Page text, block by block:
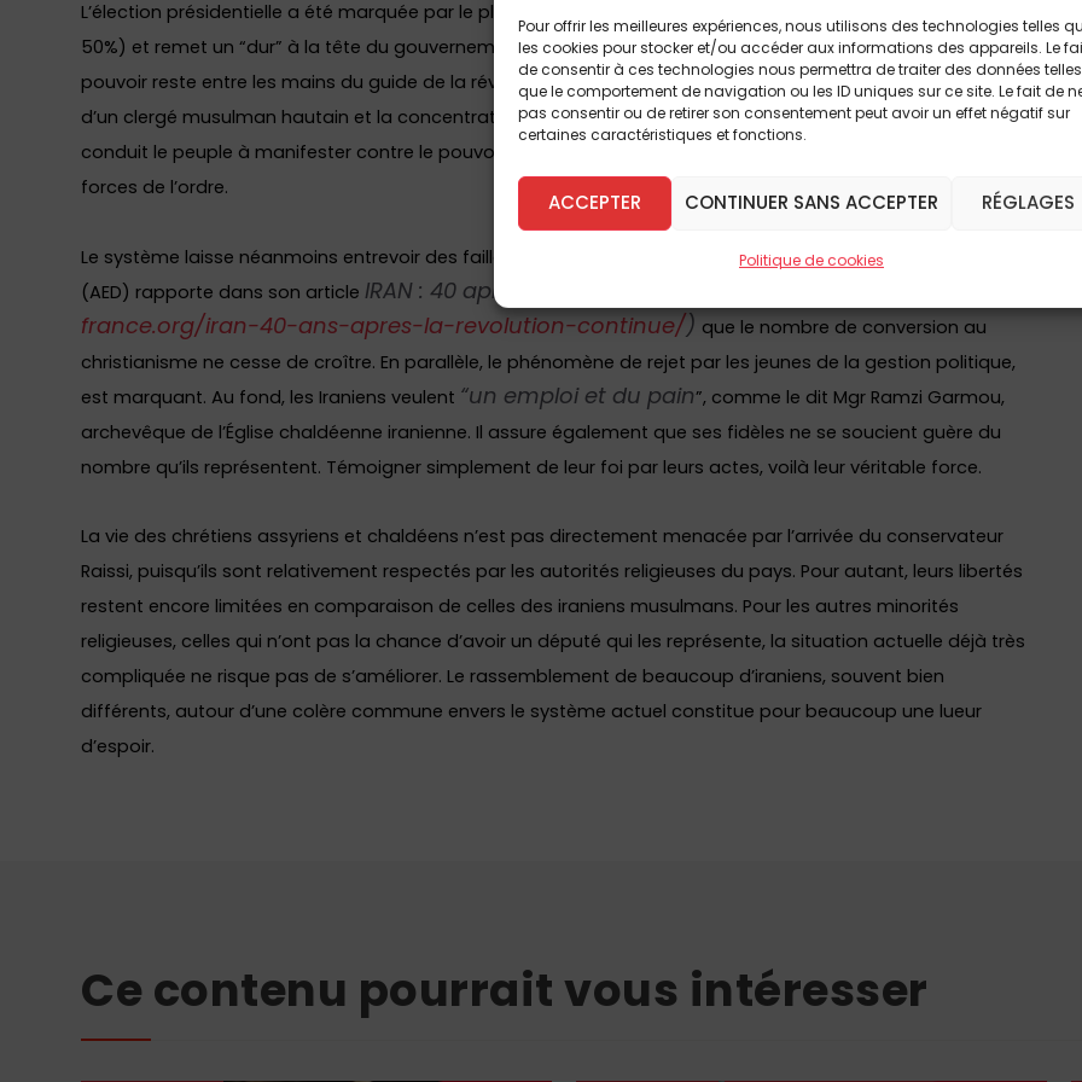
Pour offrir les meilleures expériences, nous utilisons des technologies telles
les cookies pour stocker et/ou accéder aux informations des appareils. Le
de consentir à ces technologies nous permettra de traiter des données telles
que le comportement de navigation ou les ID uniques sur ce site. Le fait de
pas consentir ou de retirer son consentement peut avoir un effet négatif sur
certaines caractéristiques et fonctions.
ACCEPTER CONTINUER SANS ACCEPTER RÉGLAGES
Politique de cookies
L’élection présidentielle a été marquée par le plus bas taux de participation depuis 1979 (aux alentours de
50%) et remet un “dur” à la tête du gouvernement. Dans le système politique iranien une grande partie du
pouvoir reste entre les mains du guide de la révolution : l’ayatollah Khamenei. C’est pourquoi l’intolérance
d’un clergé musulman hautain et la concentration du pouvoir entre les mains d’une seule personne,
conduit le peuple à manifester contre le pouvoir, ce qui a pu amener à des répressions brutales par les
forces de l’ordre.
Le système laisse néanmoins entrevoir des failles de plus en plus profondes. L’Aide à l’Eglise en Détresse
(AED) rapporte dans son article IRAN : 40 après, la Révolution continue (
france.org/iran-40-ans-apres-la-revolution-continue/) que le nombre de conversion au
christianisme ne cesse de croître. En parallèle, le phénomène de rejet par les jeunes de la gestion politique,
est marquant. Au fond, les Iraniens veulent “un emploi et du pain”, comme le dit Mgr Ramzi Garmou,
archevêque de l’Église chaldéenne iranienne. Il assure également que ses fidèles ne se soucient guère du
nombre qu’ils représentent. Témoigner simplement de leur foi par leurs actes, voilà leur véritable force.
La vie des chrétiens assyriens et chaldéens n’est pas directement menacée par l’arrivée du conservateur
Raissi, puisqu’ils sont relativement respectés par les autorités religieuses du pays. Pour autant, leurs libertés
restent encore limitées en comparaison de celles des iraniens musulmans. Pour les autres minorités
religieuses, celles qui n’ont pas la chance d’avoir un député qui les représente, la situation actuelle déjà très
compliquée ne risque pas de s’améliorer. Le rassemblement de beaucoup d’iraniens, souvent bien
différents, autour d’une colère commune envers le système actuel constitue pour beaucoup une lueur
d’espoir.
Ce contenu pourrait vous intéresser